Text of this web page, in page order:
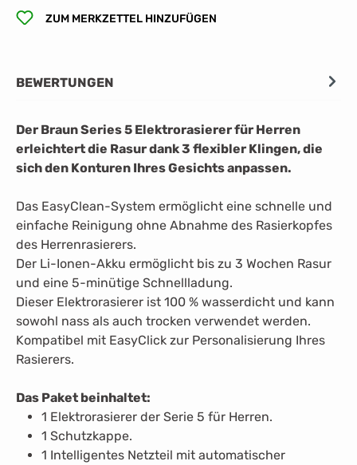
ZUM MERKZETTEL HINZUFÜGEN
BEWERTUNGEN
Der Braun Series 5 Elektrorasierer für Herren
erleichtert die Rasur dank 3 flexibler Klingen, die
sich den Konturen Ihres Gesichts anpassen.
Das EasyClean-System ermöglicht eine schnelle und
einfache Reinigung ohne Abnahme des Rasierkopfes
des Herrenrasierers.
Der Li-Ionen-Akku ermöglicht bis zu 3 Wochen Rasur
und eine 5-minütige Schnellladung.
Dieser Elektrorasierer ist 100 % wasserdicht und kann
sowohl nass als auch trocken verwendet werden.
Kompatibel mit EasyClick zur Personalisierung Ihres
Rasierers.
Das Paket beinhaltet:
1 Elektrorasierer der Serie 5 für Herren.
1 Schutzkappe.
1 Intelligentes Netzteil mit automatischer